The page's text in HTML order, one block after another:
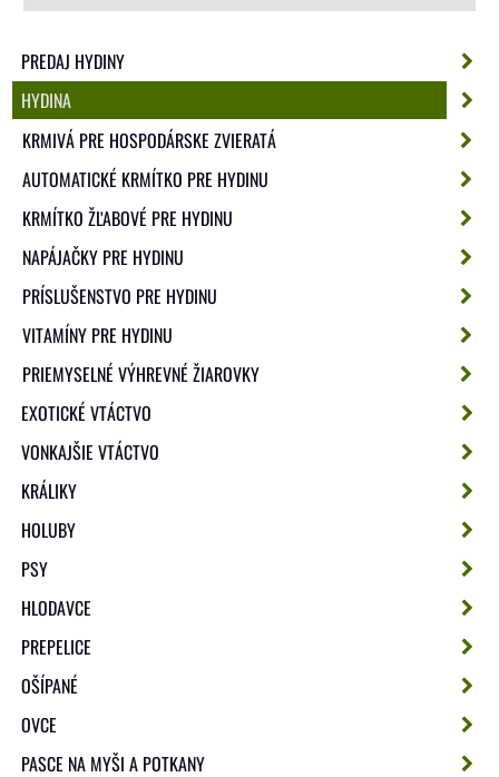
PREDAJ HYDINY
HYDINA
KRMIVÁ PRE HOSPODÁRSKE ZVIERATÁ
AUTOMATICKÉ KRMÍTKO PRE HYDINU
KRMÍTKO ŽĽABOVÉ PRE HYDINU
NAPÁJAČKY PRE HYDINU
PRÍSLUŠENSTVO PRE HYDINU
VITAMÍNY PRE HYDINU
PRIEMYSELNÉ VÝHREVNÉ ŽIAROVKY
EXOTICKÉ VTÁCTVO
VONKAJŠIE VTÁCTVO
KRÁLIKY
HOLUBY
PSY
HLODAVCE
PREPELICE
OŠÍPANÉ
OVCE
PASCE NA MYŠI A POTKANY